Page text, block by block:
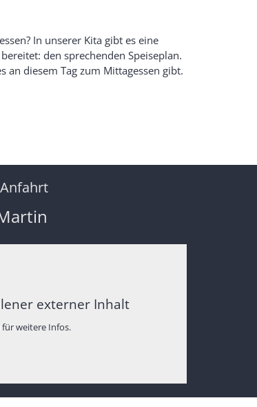
In unserer Kita gibt es eine
den sprechenden Speiseplan.
an diesem Tag zum Mittagessen gibt.
externer Inhalt
für weitere Infos.